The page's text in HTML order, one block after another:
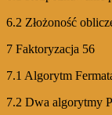
6.2 Złożoność
7 Faktoryzacja 56
7.1 Algorytm
7.2 Dwa algorytmy